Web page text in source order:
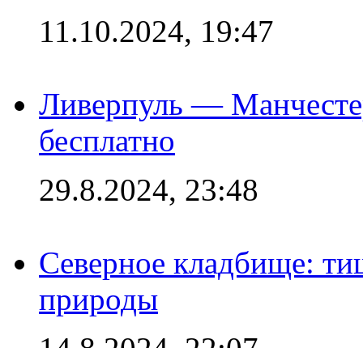
11.10.2024, 19:47
Ливерпуль —
бесплатно
29.8.2024, 23:48
Северное кладбище:
природы